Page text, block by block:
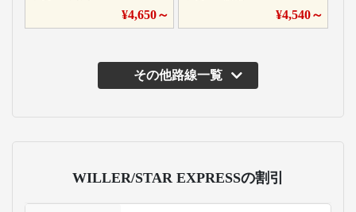
¥4,650～ ¥4,540～
その他路線一覧
WILLER/STAR EXPRESSの割引